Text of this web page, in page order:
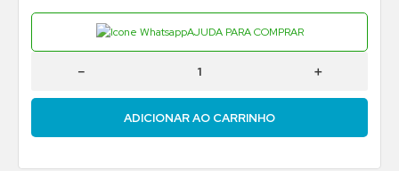
AJUDA PARA COMPRAR
＋
－
ADICIONAR AO CARRINHO